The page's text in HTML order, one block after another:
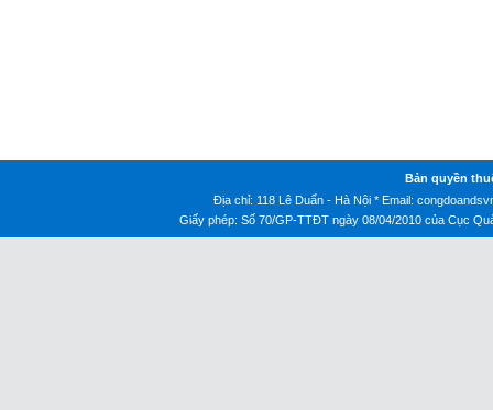
Bản quyền
Địa chỉ: 118 Lê Duẩn - Hà Nội * Email:
Giấy phép: Số 70/GP-TTĐT ngày 08/04/2010 của Cục